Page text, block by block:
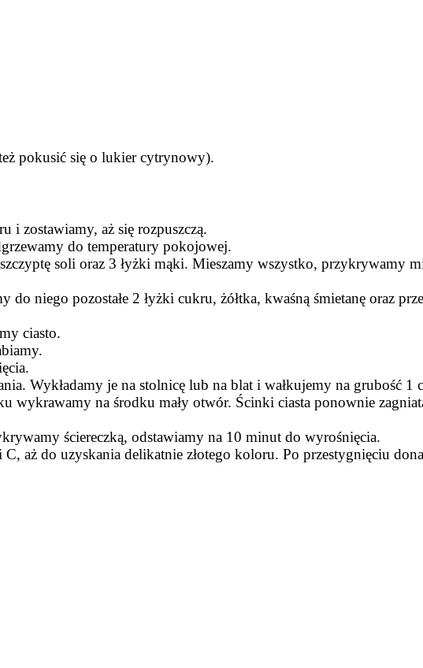
pokusić się o lukier cytrynowy).
i zostawiamy, aż się rozpuszczą.
do temperatury pokojowej.
soli oraz 3 łyżki mąki. Mieszamy wszystko, przykrywamy
do niego pozostałe 2 łyżki cukru, żółtka, kwaśną śmietanę oraz
ciasto.
Wykładamy je na stolnicę lub na blat i wałkujemy na grubość 1
wykrawamy na środku mały otwór. Ścinki ciasta ponownie
ściereczką, odstawiamy na 10 minut do wyrośnięcia.
aż do uzyskania delikatnie złotego koloru. Po przestygnięciu